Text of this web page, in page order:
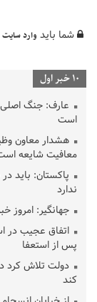
شما باید وارد
10 خبر اول
عارف: جنگ اصلی
است
هشدار معاون
معافیت شایعه
پاکستان: باید
ندارد
جهانگیر: امروز
پس از استعفا
دولت تلاش کرد
کند